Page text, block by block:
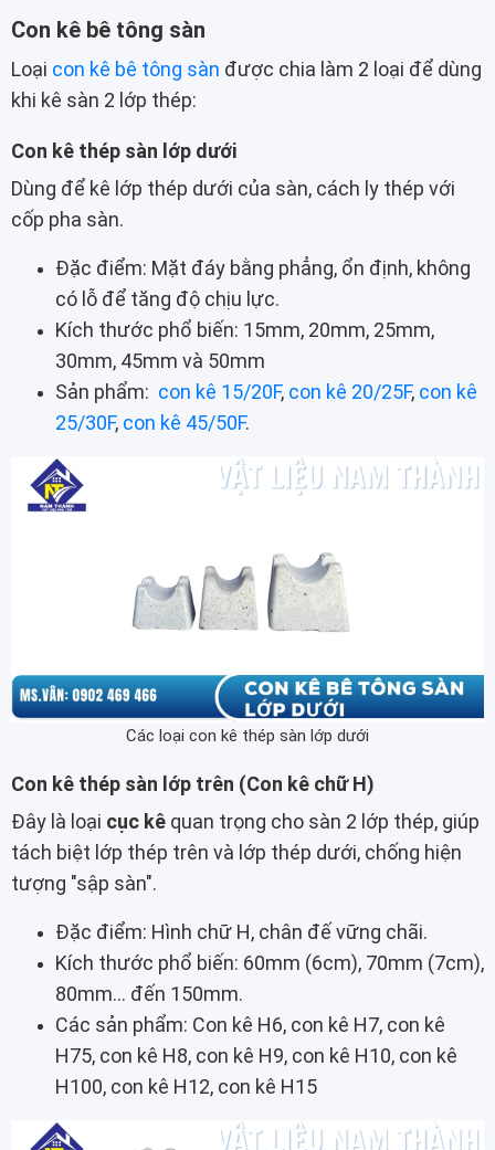
Con kê bê tông sàn
Loại con kê bê tông sàn được chia làm 2 loại để dùng
khi kê sàn 2 lớp thép:
Con kê thép sàn lớp dưới
Dùng để kê lớp thép dưới của sàn, cách ly thép với
cốp pha sàn.
Đặc điểm: Mặt đáy bằng phẳng, ổn định, không
có lỗ để tăng độ chịu lực.
Kích thước phổ biến: 15mm, 20mm, 25mm,
30mm, 45mm và 50mm
Sản phẩm: con kê 15/20F, con kê 20/25F, con kê
25/30F, con kê 45/50F.
Các loại con kê thép sàn lớp dưới
Con kê thép sàn lớp trên (Con kê chữ H)
Đây là loại cục kê quan trọng cho sàn 2 lớp thép, giúp
tách biệt lớp thép trên và lớp thép dưới, chống hiện
tượng "sập sàn".
Đặc điểm: Hình chữ H, chân đế vững chãi.
Kích thước phổ biến: 60mm (6cm), 70mm (7cm),
80mm... đến 150mm.
Các sản phẩm: Con kê H6, con kê H7, con kê
H75, con kê H8, con kê H9, con kê H10, con kê
H100, con kê H12, con kê H15